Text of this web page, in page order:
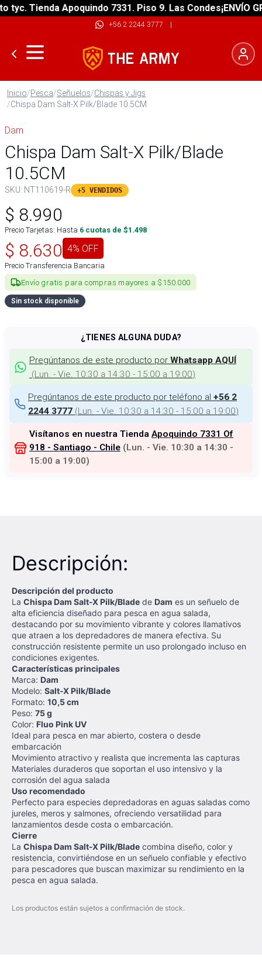
Tienda Apoquindo 7331. Piso 9. Las Condes¡ENVÍO
+56 2 2244 3777 |
Inicio/Pesca/Señuelos/Chispas y Jigs
/Chispa Dam Salt-X Pilk/Blade 10.5CM
Dam
Chispa Dam Salt-X Pilk/Blade
10.5CM
SKU: NT110619-R +5 VENDIDOS
$ 8.990
Precio Tarjetas: Hasta 6 cuotas de $1.498
$ 8.630 4% OFF
Precio Transferencia Bancaria
Envío gratis para compras mayores a $150.000
Sin stock disponible
¿TIENES ALGUNA DUDA?
Pregúntanos de este producto por Whatsapp AQUÍ
(Lun. - Vie. 10:30 a 14:30 - 15:00 a 19:00)
Pregúntanos de este producto por teléfono al +56 2
2244 3777 (Lun. - Vie. 10:30 a 14:30 - 15:00 a 19:00)
Visítanos en nuestra Tienda Apoquindo 7331 Of
918 - Santiago - Chile (Lun. - Vie. 10:30 a 14:30 -
15:00 a 19:00)
Descripción:
Descripción del producto
La Chispa Dam Salt-X Pilk/Blade de Dam es un señuelo de
alta eficiencia diseñado para pesca en agua salada,
destacando por su movimiento vibrante y colores llamativos
que atraen a los depredadores de manera efectiva. Su
construcción resistente permite un uso prolongado incluso en
condiciones exigentes.
Características principales
Marca: Dam
Modelo: Salt-X Pilk/Blade
Formato: 10,5 cm
Peso: 75 g
Color: Fluo Pink UV
Ideal para pesca en mar abierto, costera o desde
embarcación
Movimiento atractivo y realista que incrementa las capturas
Materiales duraderos que soportan el uso intensivo y la
corrosión del agua salada
Uso recomendado
Perfecto para especies depredadoras en aguas saladas como
jureles, meros y salmones, ofreciendo versatilidad para
lanzamientos desde costa o embarcación.
Cierre
La Chispa Dam Salt-X Pilk/Blade combina diseño, color y
resistencia, convirtiéndose en un señuelo confiable y efectivo
para pescadores que buscan maximizar su rendimiento en la
pesca en agua salada.
Los productos están sujetos a confirmación de stock.